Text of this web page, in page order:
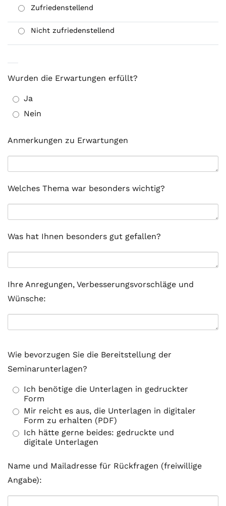
Zufriedenstellend
Nicht zufriedenstellend
Wurden die Erwartungen erfüllt?
Ja
Nein
Anmerkungen zu Erwartungen
Welches Thema war besonders wichtig?
Was hat Ihnen besonders gut gefallen?
Ihre Anregungen, Verbesserungsvorschläge und
Wünsche:
Wie bevorzugen Sie die Bereitstellung der
Seminarunterlagen?
Ich benötige die Unterlagen in gedruckter
Form
Mir reicht es aus, die Unterlagen in digitaler
Form zu erhalten (PDF)
Ich hätte gerne beides: gedruckte und
digitale Unterlagen
Name und Mailadresse für Rückfragen (freiwillige
Angabe):